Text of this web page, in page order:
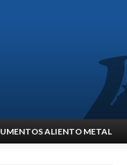
ALIENTO METAL